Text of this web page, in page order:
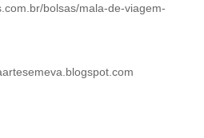
bolsas/mala-de-viagem-